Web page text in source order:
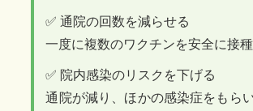
✅ 通院の回数を減らせる
一度に複数のワクチンを安全に接種
✅ 院内感染のリスクを下げる
通院が減り、ほかの感染症をもら